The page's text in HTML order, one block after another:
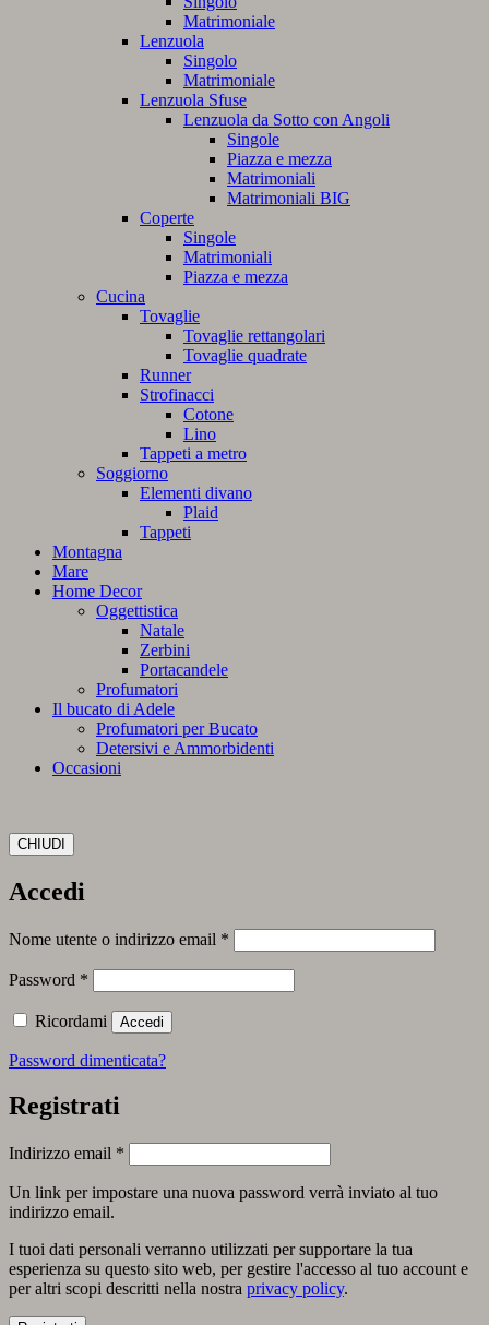
Matrimoniale
Lenzuola
Singolo
Matrimoniale
Lenzuola Sfuse
Lenzuola da Sotto con Angoli
Singole
Piazza e mezza
Matrimoniali
Matrimoniali BIG
Coperte
Singole
Matrimoniali
Piazza e mezza
Cucina
Tovaglie
Tovaglie rettangolari
Tovaglie quadrate
Runner
Strofinacci
Cotone
Lino
Tappeti a metro
Soggiorno
Elementi divano
Plaid
Tappeti
Montagna
Mare
Home Decor
Oggettistica
Natale
Zerbini
Portacandele
Profumatori
Il bucato di Adele
Profumatori per Bucato
Detersivi e Ammorbidenti
Occasioni
CHIUDI
Accedi
Nome utente o indirizzo email *
Password *
Ricordami Accedi
Password dimenticata?
Registrati
Indirizzo email *
Un link per impostare una nuova password verrà inviato al tuo
indirizzo email.
I tuoi dati personali verranno utilizzati per supportare la tua
esperienza su questo sito web, per gestire l'accesso al tuo account e
per altri scopi descritti nella nostra privacy policy.